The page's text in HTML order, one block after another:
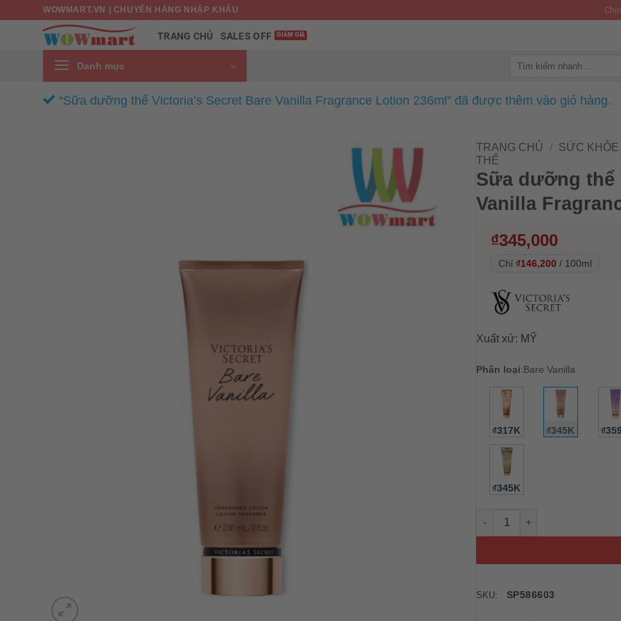
WOWMART.VN | CHUYÊN HÀNG NHẬP KHẨU
TRANG CHỦ SALES OFF
Danh mục
“Sữa dưỡng thể Victoria’s Secret Bare Vanilla Fragrance Lotion 236ml” đã được thêm vào giỏ hàng.
TRANG CHỦ / SỨC
THỂ
Sữa dưỡng thể
Vanilla
₫345,000
Chỉ ₫146,200 / 100ml
Xuất xứ: MỸ
Phân loại:Bare Vanilla
₫317K ₫345K
₫345K
Sữa dưỡng thể Victoria’s
SKU: SP586603